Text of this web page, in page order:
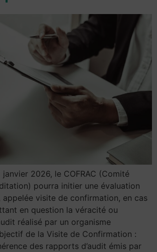
2026, le COFRAC (Comité
pourra initier une évaluation
appelée visite de confirmation, en cas
en question la véracité ou
réalisé par un organisme
de la Visite de Confirmation :
des rapports d’audit émis par